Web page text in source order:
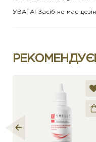
УВАГА! Засіб не має